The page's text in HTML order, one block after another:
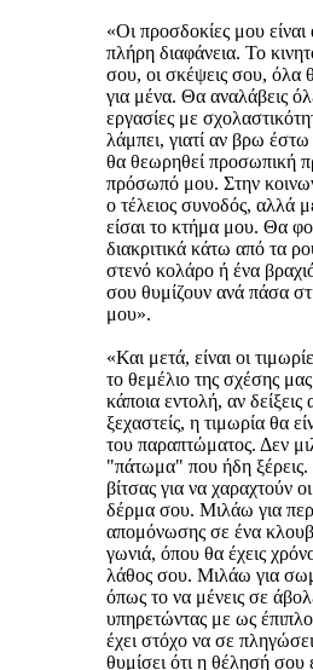
«Οι προσδοκίες μου
πλήρη διαφάνεια. Το
σου, οι σκέψεις σου, όλα
για μένα. Θα αναλάβεις
εργασίες με
λάμπει, γιατί αν βρω
θα θεωρηθεί προσωπική
πρόσωπό μου. Στην
ο τέλειος συνοδός, αλλά
είσαι το κτήμα μου. Θα
διακριτικά κάτω από τα
στενό κολάρο ή ένα
σου θυμίζουν ανά πάσα
μου».
«Και μετά, είναι οι
το θεμέλιο της σχέσης
κάποια εντολή, αν δείξεις
ξεχαστείς, η τιμωρία θα
του παραπτώματος. Δεν
"πάτωμα" που ήδη
βίτσας για να χαραχτούν
δέρμα σου. Μιλάω για
απομόνωσης σε ένα
γωνιά, όπου θα έχεις
λάθος σου. Μιλάω για
όπως το να μένεις σε
υπηρετώντας με ως
έχει στόχο να σε
θυμίσει ότι η θέλησή σου